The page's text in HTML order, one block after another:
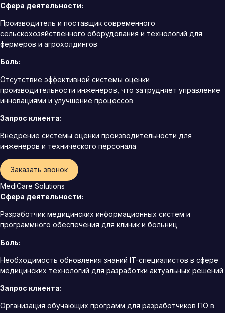
Сфера деятельности:
Производитель и поставщик современного
сельскохозяйственного оборудования и технологий для
фермеров и агрохолдингов
Боль:
Отсутствие эффективной системы оценки
производительности инженеров, что затрудняет управление
инновациями и улучшение процессов
Запрос клиента:
Внедрение системы оценки производительности для
инженеров и технического персонала
Заказать звонок
MediCare Solutions
Сфера деятельности:
Разработчик медицинских информационных систем и
программного обеспечения для клиник и больниц
Боль:
Необходимость обновления знаний IT-специалистов в сфере
медицинских технологий для разработки актуальных решений
Запрос клиента:
Организация обучающих программ для разработчиков ПО в